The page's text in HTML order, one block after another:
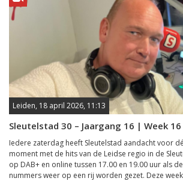
Leiden, 18 april 2026, 11:13
Sleutelstad 30 – Jaargang 16 | Week 16
Iedere zaterdag heeft Sleutelstad aandacht voor
moment met de hits van de Leidse regio in de
op DAB+ en online tussen 17.00 en 19.00 uur als
nummers weer op een rij worden gezet. Deze